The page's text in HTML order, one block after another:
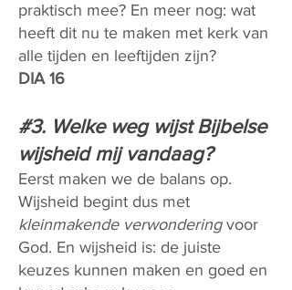
praktisch mee? En meer nog: wat
heeft dit nu te maken met kerk van
alle tijden en leeftijden zijn?
DIA 16
#3. Welke weg wijst Bijbelse
wijsheid mij vandaag?
Eerst maken we de balans op.
Wijsheid begint dus met
kleinmakende verwondering voor
God. En wijsheid is: de juiste
keuzes kunnen maken en goed en